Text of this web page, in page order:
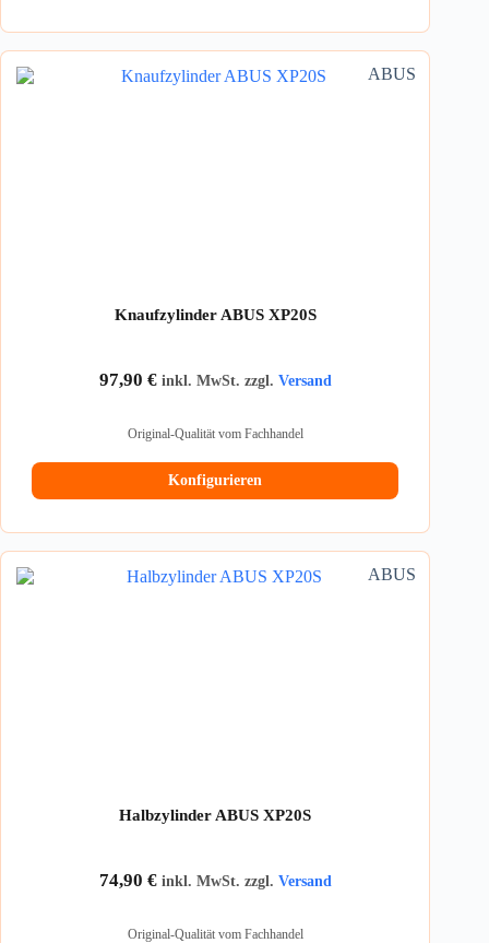
ABUS
Knaufzylinder ABUS XP20S
97,90 € inkl. MwSt. zzgl. Versand
Original-Qualität vom Fachhandel
Konfigurieren
ABUS
Halbzylinder ABUS XP20S
74,90 € inkl. MwSt. zzgl. Versand
Original-Qualität vom Fachhandel